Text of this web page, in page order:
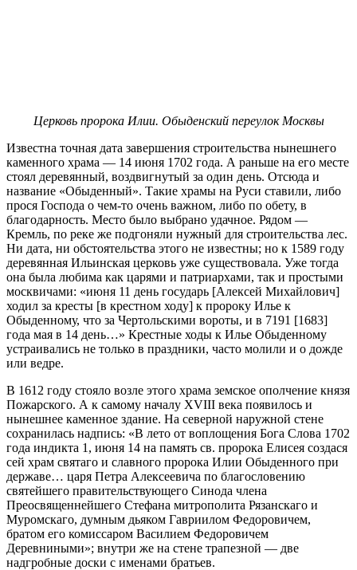
Церковь пророка Илии. Обыденский переулок Москвы
Известна точная дата завершения строительства нынешнего
каменного храма — 14 июня 1702 года. А раньше на его месте
стоял деревянный, воздвигнутый за один день. Отсюда и
название «Обыденный». Такие храмы на Руси ставили, либо
прося Господа о чем-то очень важном, либо по обету, в
благодарность. Место было выбрано удачное. Рядом —
Кремль, по реке же подгоняли нужный для строительства лес.
Ни дата, ни обстоятельства этого не известны; но к 1589 году
деревянная Ильинская церковь уже существовала. Уже тогда
она была любима как царями и патриархами, так и простыми
москвичами: «июня 11 день государь [Алексей Михайлович]
ходил за кресты [в крестном ходу] к пророку Илье к
Обыденному, что за Чертольскими вороты, и в 7191 [1683]
года мая в 14 день…» Крестные ходы к Илье Обыденному
устраивались не только в праздники, часто молили и о дожде
или ведре.
В 1612 году стояло возле этого храма земское ополчение князя
Пожарского. А к самому началу XVIII века появилось и
нынешнее каменное здание. На северной наружной стене
сохранилась надпись: «В лето от воплощения Бога Слова 1702
года индикта 1, июня 14 на память св. пророка Елисея создася
сей храм святаго и славного пророка Илии Обыденного при
державе… царя Петра Алексеевича по благословению
святейшего правительствующего Синода члена
Преосвященнейшего Стефана митрополита Рязанскаго и
Муромскаго, думным дьяком Гавриилом Федоровичем,
братом его комиссаром Василием Федоровичем
Деревниными»; внутри же на стене трапезной — две
надгробные доски с именами братьев.